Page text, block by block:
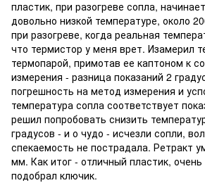
пластик, при разогреве сопла,
довольно низкой температуре, около
при разогреве, когда реальная
что термистор у меня врет. Изамерил
термопарой, примотав ее каптоном к
измерения - разница показаний 2
погрешность на метод измерения и
температура сопла соответствует
решил попробовать снизить
градусов - и о чудо - исчезли сопли,
спекаемость не пострадала. Ретракт
мм. Как итог - отличный пластик,
подобрал ключик.